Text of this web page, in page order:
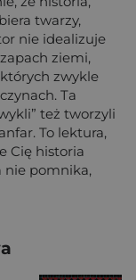
twarzy,
nie idealizuje
ziemi,
zwykle
Ta
też tworzyli
To lektura,
Cię historia
nie pomnika,